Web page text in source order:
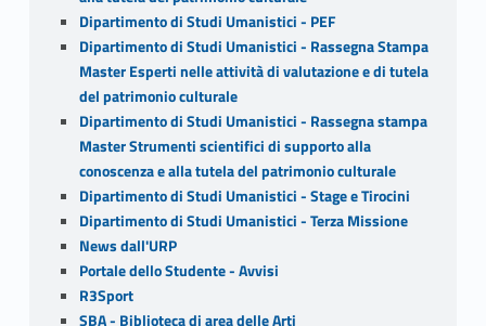
Dipartimento di Studi Umanistici - PEF
Dipartimento di Studi Umanistici - Rassegna Stampa
Master Esperti nelle attività di valutazione e di tutela
del patrimonio culturale
Dipartimento di Studi Umanistici - Rassegna stampa
Master Strumenti scientifici di supporto alla
conoscenza e alla tutela del patrimonio culturale
Dipartimento di Studi Umanistici - Stage e Tirocini
Dipartimento di Studi Umanistici - Terza Missione
News dall'URP
Portale dello Studente - Avvisi
R3Sport
SBA - Biblioteca di area delle Arti